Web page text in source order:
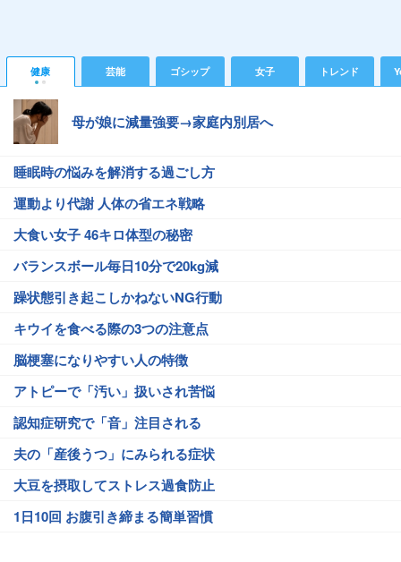
健康 芸能 ゴシップ 女子 トレンド
母が娘に減量強要→家庭内別居へ
睡眠時の悩みを解消する過ごし方
運動より代謝 人体の省エネ戦略
大食い女子 46キロ体型の秘密
バランスボール毎日10分で20kg減
躁状態引き起こしかねないNG行動
キウイを食べる際の3つの注意点
脳梗塞になりやすい人の特徴
アトピーで「汚い」扱いされ苦悩
認知症研究で「音」注目される
夫の「産後うつ」にみられる症状
大豆を摂取してストレス過食防止
1日10回 お腹引き締まる簡単習慣